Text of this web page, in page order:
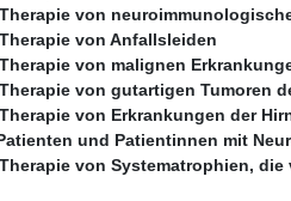
von
von Anfallsleiden
von malignen
von gutartigen Tumoren
von Erkrankungen der
und Patientinnen mit
von Systematrophien,